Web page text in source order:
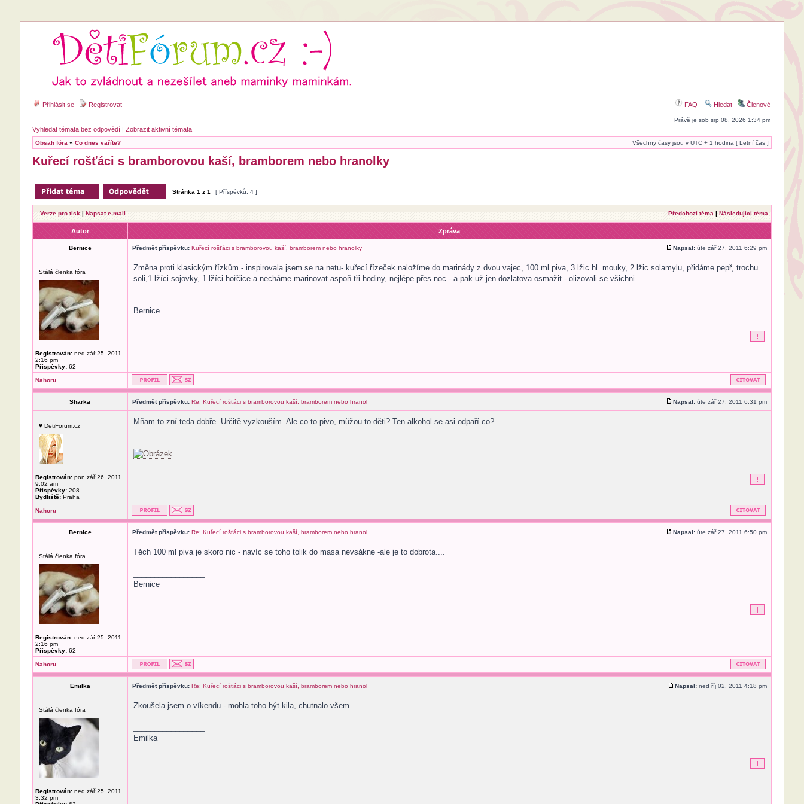
Přihlásit se Registrovat FAQ Hledat Členové
Právě je sob srp 08, 2026 1:34 pm
Vyhledat témata bez odpovědí| Zobrazit aktivní témata
Obsah fóra » Co dnes vaříte? Všechny časy jsou v UTC + 1 hodina [ Letní čas ]
Kuřecí rošťáci s bramborovou kaší, bramborem nebo hranolky
Stránka 1 z 1 [ Příspěvků: 4 ]
Verze pro tisk | Napsat e-mail Předchozí téma | Následující téma
Autor Zpráva
Bernice Předmět příspěvku: Kuřecí rošťáci s bramborovou kaší, bramborem nebo hranolky Napsal:úte zář 27, 2011 6:29 pm
Stálá členka fóra
Registrován:ned zář 25, 2011
2:16 pm
Příspěvky:62
Změna proti klasickým řízkům - inspirovala jsem se na netu- kuřecí řízeček naložíme do marinády z dvou vajec, 100 ml piva, 3 lžic hl. mouky, 2 lžic solamylu, přidáme pepř, trochu
soli,1 lžíci sojovky, 1 lžíci hořčice a necháme marinovat aspoň tři hodiny, nejlépe přes noc - a pak už jen dozlatova osmažit - olizovali se všichni.
Bernice
Nahoru
Sharka Předmět příspěvku: Re: Kuřecí rošťáci s bramborovou kaší, bramborem nebo hranol Napsal:úte zář 27, 2011 6:31 pm
♥ DetiForum.cz
Registrován:pon zář 26, 2011
9:02 am
Příspěvky:208
Bydliště:Praha
Mňam to zní teda dobře. Určitě vyzkouším. Ale co to pivo, můžou to děti? Ten alkohol se asi odpaří co?
Nahoru
Bernice Předmět příspěvku: Re: Kuřecí rošťáci s bramborovou kaší, bramborem nebo hranol Napsal:úte zář 27, 2011 6:50 pm
Stálá členka fóra
Registrován:ned zář 25, 2011
2:16 pm
Příspěvky:62
Těch 100 ml piva je skoro nic - navíc se toho tolik do masa nevsákne -ale je to dobrota....
Bernice
Nahoru
Emilka Předmět příspěvku: Re: Kuřecí rošťáci s bramborovou kaší, bramborem nebo hranol Napsal:ned říj 02, 2011 4:18 pm
Stálá členka fóra
Registrován:ned zář 25, 2011
3:32 pm
Zkoušela jsem o víkendu - mohla toho být kila, chutnalo všem.
Emilka